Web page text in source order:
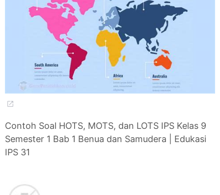
Contoh Soal HOTS, MOTS, dan LOTS IPS Kelas 9
Semester 1 Bab 1 Benua dan Samudera | Edukasi
IPS 31